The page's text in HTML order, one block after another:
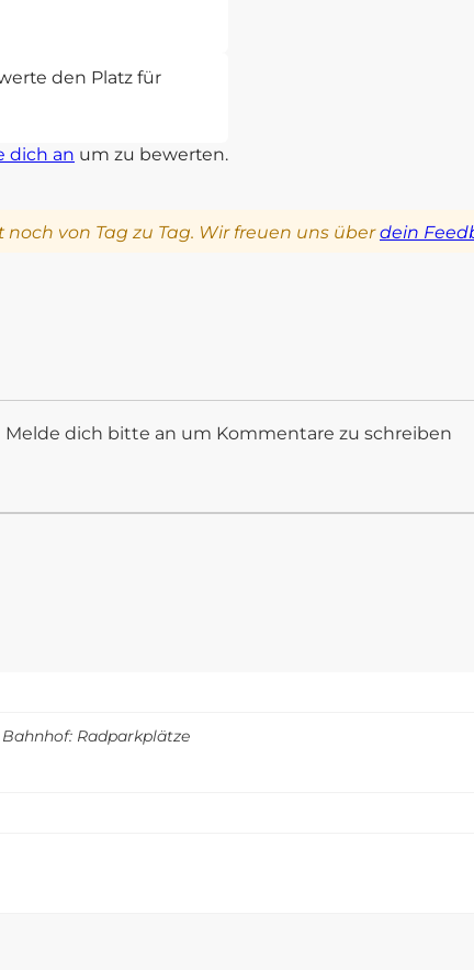
den Platz für
dich an um zu bewerten.
von Tag zu Tag. Wir freuen uns überdein
Melde dich bitte an um Kommentare zu schreiben
Radparkplätze